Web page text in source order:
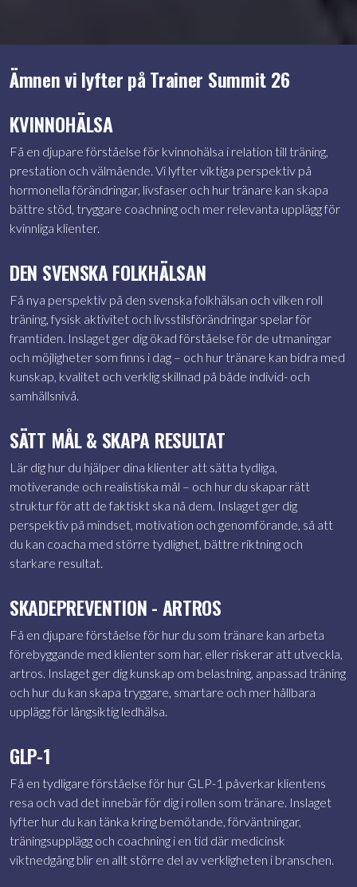
Ämnen vi lyfter på Trainer Summit 26
KVINNOHÄLSA
Få en djupare förståelse för kvinnohälsa i relation till träning,
prestation och välmående. Vi lyfter viktiga perspektiv på
hormonella förändringar, livsfaser och hur tränare kan skapa
bättre stöd, tryggare coachning och mer relevanta upplägg för
kvinnliga klienter.
DEN SVENSKA FOLKHÄLSAN
Få nya perspektiv på den svenska folkhälsan och vilken roll
träning, fysisk aktivitet och livsstilsförändringar spelar för
framtiden. Inslaget ger dig ökad förståelse för de utmaningar
och möjligheter som finns i dag – och hur tränare kan bidra med
kunskap, kvalitet och verklig skillnad på både individ- och
samhällsnivå.
SÄTT MÅL & SKAPA RESULTAT
Lär dig hur du hjälper dina klienter att sätta tydliga,
motiverande och realistiska mål – och hur du skapar rätt
struktur för att de faktiskt ska nå dem. Inslaget ger dig
perspektiv på mindset, motivation och genomförande, så att
du kan coacha med större tydlighet, bättre riktning och
starkare resultat.
SKADEPREVENTION - ARTROS
Få en djupare förståelse för hur du som tränare kan arbeta
förebyggande med klienter som har, eller riskerar att utveckla,
artros. Inslaget ger dig kunskap om belastning, anpassad träning
och hur du kan skapa tryggare, smartare och mer hållbara
upplägg för långsiktig ledhälsa.
GLP-1
Få en tydligare förståelse för hur GLP-1 påverkar klientens
resa och vad det innebär för dig i rollen som tränare. Inslaget
lyfter hur du kan tänka kring bemötande, förväntningar,
träningsupplägg och coachning i en tid där medicinsk
viktnedgång blir en allt större del av verkligheten i branschen.